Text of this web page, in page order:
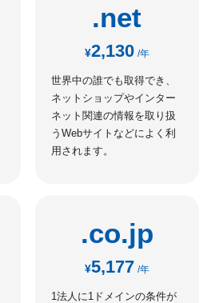
.net
¥2,130 /年
世界中の誰でも取得でき、
ネットショップやインター
ネット関連の情報を取り扱
うWebサイトなどによく利
用されます。
.co.jp
¥5,177 /年
1法人に1ドメインの条件が